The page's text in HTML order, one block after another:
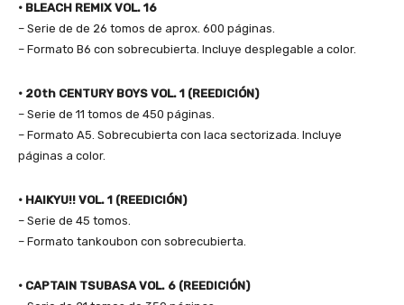
• BLEACH REMIX VOL. 16
– Serie de de 26 tomos de aprox. 600 páginas.
– Formato B6 con sobrecubierta. Incluye desplegable a color.
• 20th CENTURY BOYS VOL. 1 (REEDICIÓN)
– Serie de 11 tomos de 450 páginas.
– Formato A5. Sobrecubierta con laca sectorizada. Incluye
páginas a color.
• HAIKYU!! VOL. 1 (REEDICIÓN)
– Serie de 45 tomos.
– Formato tankoubon con sobrecubierta.
• CAPTAIN TSUBASA VOL. 6 (REEDICIÓN)